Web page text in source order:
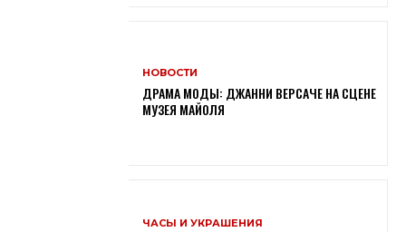
НОВОСТИ
ДРАМА МОДЫ: ДЖАННИ ВЕРСАЧЕ НА СЦЕНЕ
МУЗЕЯ МАЙОЛЯ
ЧАСЫ И УКРАШЕНИЯ